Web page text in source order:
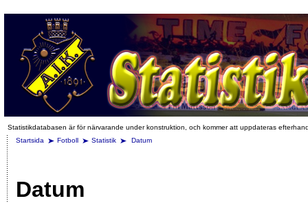
Statistikdatabasen är för närvarande under konstruktion, och kommer att uppdateras
Startsida
Fotboll Statistik Datum
Datum